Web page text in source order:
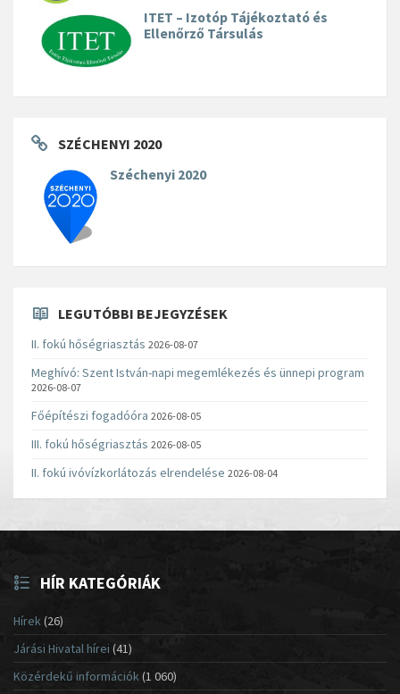
ITET – Izotóp Tájékoztató és
Ellenőrző Társulás
SZÉCHENYI 2020
Széchenyi 2020
LEGUTÓBBI BEJEGYZÉSEK
II. fokú hőségriasztás 2026-08-07
Meghívó: Szent István-napi megemlékezés és ünnepi program
2026-08-07
Főépítészi fogadóóra 2026-08-05
III. fokú hőségriasztás 2026-08-05
II. fokú ivóvízkorlátozás elrendelése 2026-08-04
HÍR KATEGÓRIÁK
Hírek(26)
Járási Hivatal hírei (41)
Közérdekű információk(1 060)